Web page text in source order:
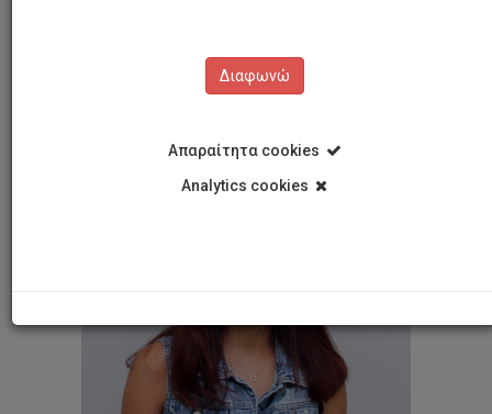
Μαρίκκα Νικολάου
Διαφωνώ
Απαραίτητα cookies
Analytics cookies